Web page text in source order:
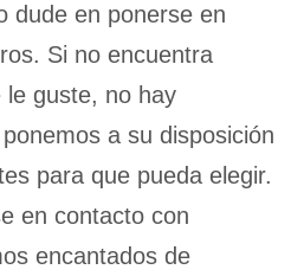
dude en ponerse en
Si no encuentra
le guste, no hay
a su disposición
para que pueda elegir.
en contacto con
encantados de